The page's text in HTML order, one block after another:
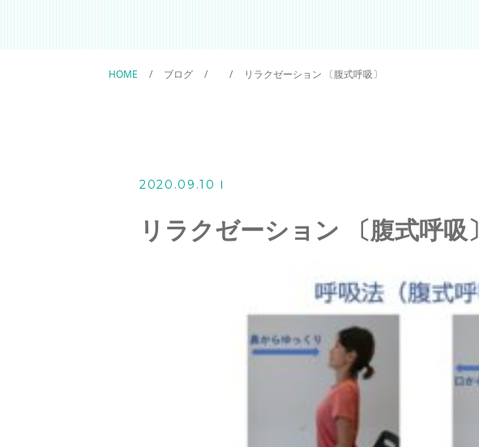
スポーツクラブ支援
スポーツチーム・学校の授業を支援
HOME ブログ リラクゼーション 〔腹式呼吸〕
2020.09.10
リラクゼーション 〔腹式呼吸〕